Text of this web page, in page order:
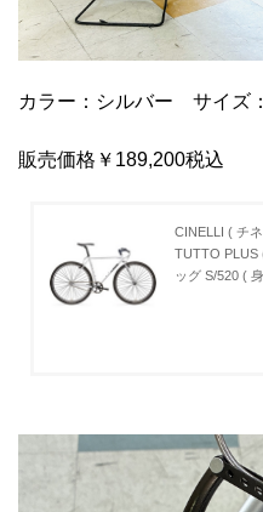
カラー：シルバー サイズ
販売価格￥189,200税込
CINELLI ( チ
TUTTO PLUS
ッグ S/520 (